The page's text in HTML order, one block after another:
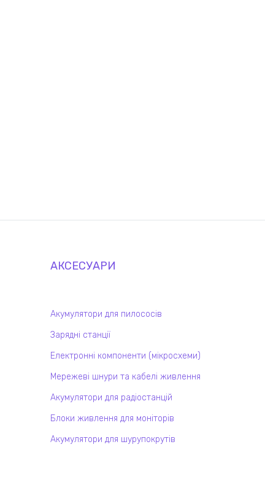
АКСЕСУАРИ
Акумулятори для пилососів
Зарядні станції
Електронні компоненти (мікросхеми)
Мережеві шнури та кабелі живлення
Акумулятори для радіостанцій
Блоки живлення для моніторів
Акумулятори для шурупокрутів